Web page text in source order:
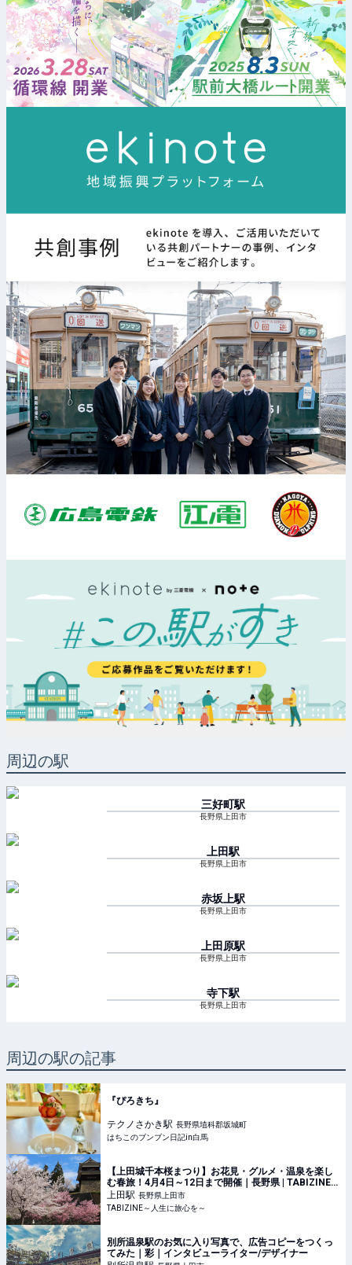
周辺の駅
三好町駅
長野県上田市
上田駅
長野県上田市
赤坂上駅
長野県上田市
上田原駅
長野県上田市
寺下駅
長野県上田市
周辺の駅の記事
『ぴろきち』
テクノさかき駅 長野県埴科郡坂城町
はちこのブンブン日記in白馬
【上田城千本桜まつり】お花見・グルメ・温泉を楽し
む春旅！4月4日～12日まで開催｜長野県 | TABIZINE
～人生に旅心を～
上田駅 長野県上田市
TABIZINE～人生に旅心を～
別所温泉駅のお気に入り写真で、広告コピーをつくっ
てみた｜彩｜インタビューライター/デザイナー